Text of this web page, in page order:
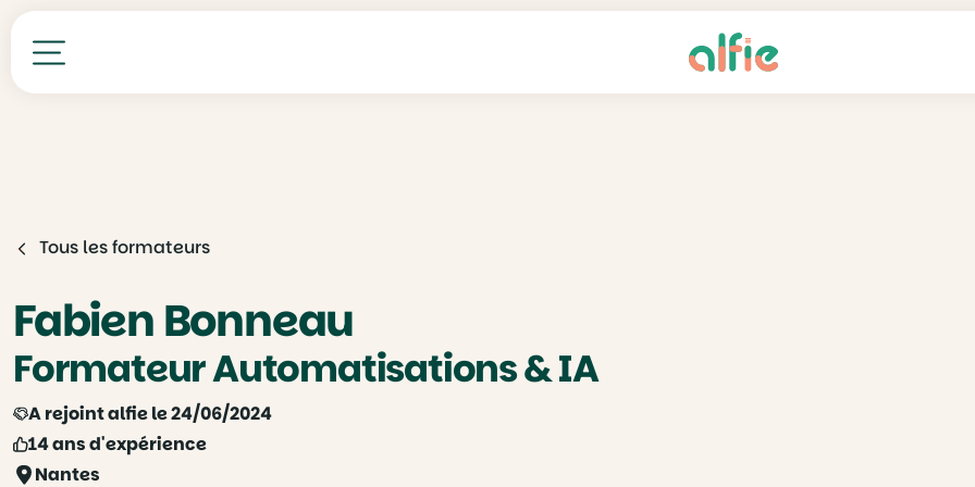
Tous les formateurs
Fabien Bonneau
Formateur Automatisations & IA
A rejoint alfie le 24/06/2024
14 ans d'expérience
Nantes